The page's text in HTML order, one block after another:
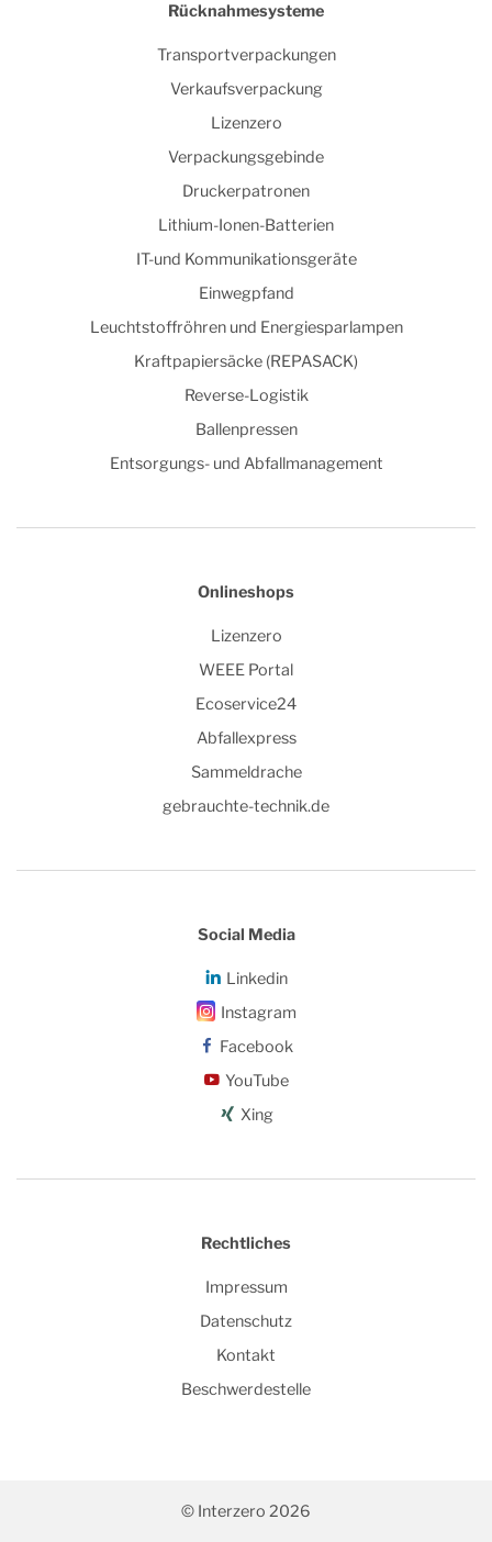
Rücknahmesysteme
Transportverpackungen
Verkaufsverpackung
Lizenzero
Verpackungsgebinde
Druckerpatronen
Lithium-Ionen-Batterien
IT-und Kommunikationsgeräte
Einwegpfand
Leuchtstoffröhren und Energiesparlampen
Kraftpapiersäcke (REPASACK)
Reverse-Logistik
Ballenpressen
Entsorgungs- und Abfallmanagement
Onlineshops
Lizenzero
WEEE Portal
Ecoservice24
Abfallexpress
Sammeldrache
gebrauchte-technik.de
Social Media
Linkedin
Instagram
Facebook
YouTube
Xing
Rechtliches
Impressum
Datenschutz
Kontakt
Beschwerdestelle
© Interzero 2026